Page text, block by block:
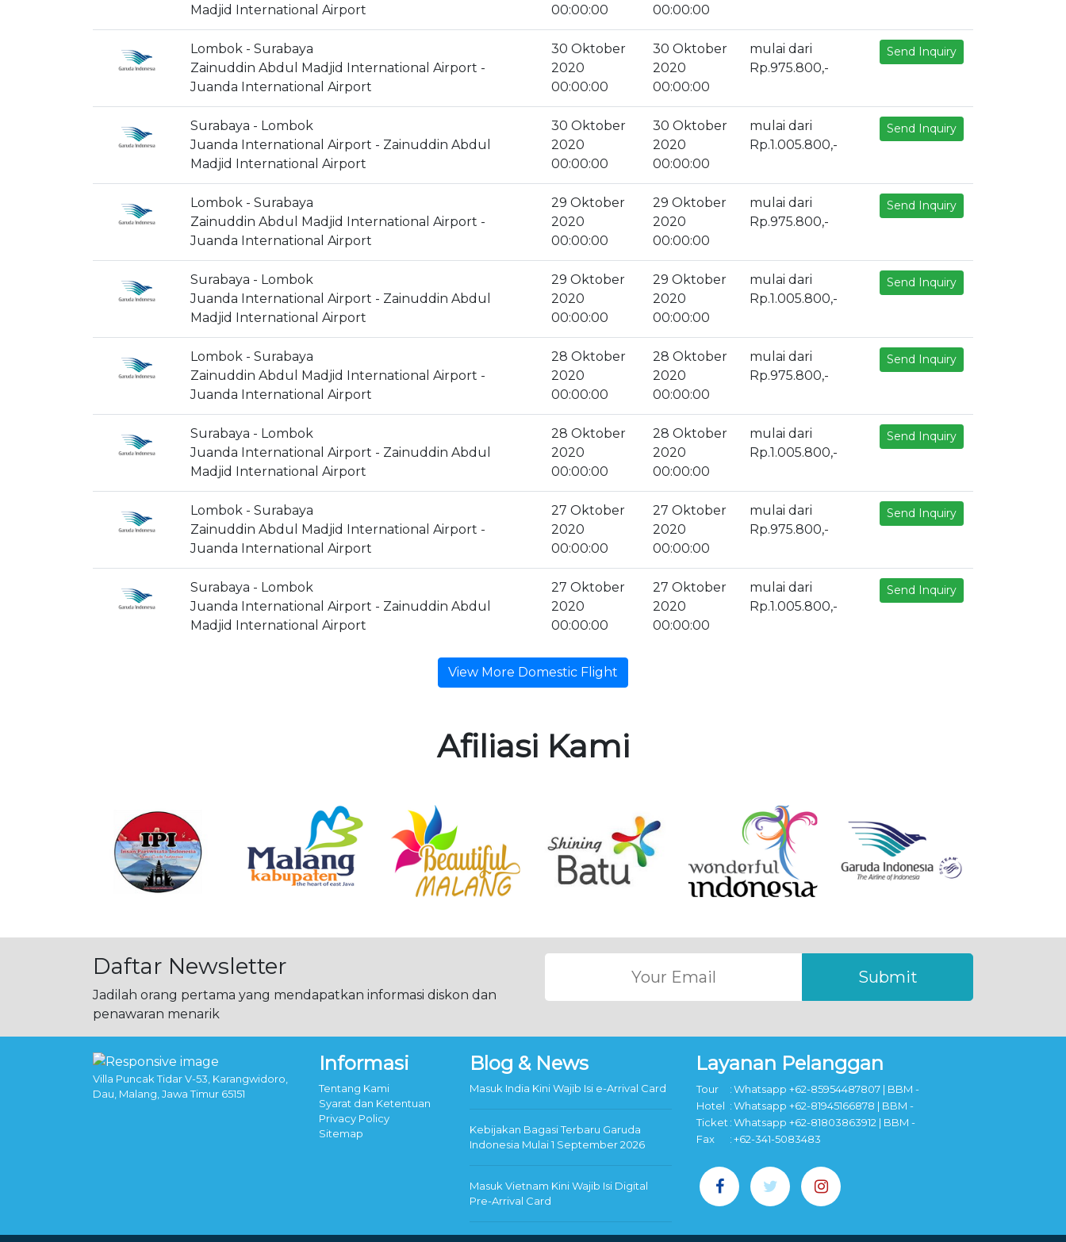
Madjid International Airport
00:00:00
00:00:00
Lombok - Surabaya
Zainuddin Abdul Madjid International Airport -
Juanda International Airport
30 Oktober
2020
00:00:00
30 Oktober
2020
00:00:00
mulai dari
Rp.975.800,-
Send Inquiry
Surabaya - Lombok
Juanda International Airport - Zainuddin Abdul
Madjid International Airport
30 Oktober
2020
00:00:00
30 Oktober
2020
00:00:00
mulai dari
Rp.1.005.800,-
Send Inquiry
Lombok - Surabaya
Zainuddin Abdul Madjid International Airport -
Juanda International Airport
29 Oktober
2020
00:00:00
29 Oktober
2020
00:00:00
mulai dari
Rp.975.800,-
Send Inquiry
Surabaya - Lombok
Juanda International Airport - Zainuddin Abdul
Madjid International Airport
29 Oktober
2020
00:00:00
29 Oktober
2020
00:00:00
mulai dari
Rp.1.005.800,-
Send Inquiry
Lombok - Surabaya
Zainuddin Abdul Madjid International Airport -
Juanda International Airport
28 Oktober
2020
00:00:00
28 Oktober
2020
00:00:00
mulai dari
Rp.975.800,-
Send Inquiry
Surabaya - Lombok
Juanda International Airport - Zainuddin Abdul
Madjid International Airport
28 Oktober
2020
00:00:00
28 Oktober
2020
00:00:00
mulai dari
Rp.1.005.800,-
Send Inquiry
Lombok - Surabaya
Zainuddin Abdul Madjid International Airport -
Juanda International Airport
27 Oktober
2020
00:00:00
27 Oktober
2020
00:00:00
mulai dari
Rp.975.800,-
Send Inquiry
Surabaya - Lombok
Juanda International Airport - Zainuddin Abdul
Madjid International Airport
27 Oktober
2020
00:00:00
27 Oktober
2020
00:00:00
mulai dari
Rp.1.005.800,-
Send Inquiry
View More Domestic Flight
Afiliasi Kami
Daftar Newsletter
Jadilah orang pertama yang mendapatkan informasi diskon dan
penawaran menarik
Submit
Villa Puncak Tidar V-53, Karangwidoro,
Dau, Malang, Jawa Timur 65151
Informasi
Tentang Kami
Syarat dan Ketentuan
Privacy Policy
Sitemap
Blog & News
Masuk India Kini Wajib Isi e-Arrival Card
Kebijakan Bagasi Terbaru Garuda
Indonesia Mulai 1 September 2026
Masuk Vietnam Kini Wajib Isi Digital
Pre-Arrival Card
Layanan Pelanggan
Tour :Whatsapp +62-85954487807 | BBM -
Hotel :Whatsapp +62-81945166878 | BBM -
Ticket :Whatsapp +62-81803863912 | BBM -
Fax
:+62-341-5083483